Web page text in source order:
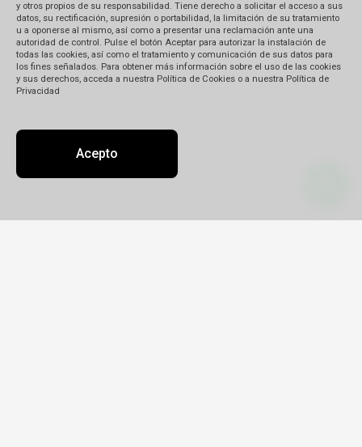
y otros propios de su responsabilidad. Tiene derecho a solicitar el acceso a sus
datos, su rectificación, supresión o portabilidad, la limitación de su tratamiento
u a oponerse al mismo, así como a presentar una reclamación ante una
autoridad de control. Pulse el botón Aceptar para autorizar la instalación de
todas las cookies, así como el tratamiento y comunicación de sus datos para
los fines señalados. Para obtener más información sobre el uso de las cookies
y sus derechos, acceda a nuestra Política de Cookies o a nuestra Política de
Privacidad
Acepto